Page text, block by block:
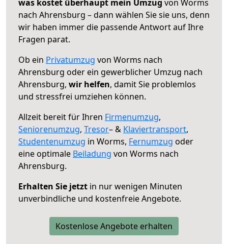
was kostet überhaupt mein Umzug von Worms
nach Ahrensburg – dann wählen Sie sie uns, denn
wir haben immer die passende Antwort auf Ihre
Fragen parat.
Ob ein Privatumzug von Worms nach
Ahrensburg oder ein gewerblicher Umzug nach
Ahrensburg, wir helfen, damit Sie problemlos
und stressfrei umziehen können.
Allzeit bereit für Ihren Firmenumzug,
Seniorenumzug, Tresor– & Klaviertransport,
Studentenumzug in Worms, Fernumzug oder
eine optimale Beiladung von Worms nach
Ahrensburg.
Erhalten Sie jetzt in nur wenigen Minuten
unverbindliche und kostenfreie Angebote.
Kostenlose Angebote erhalten